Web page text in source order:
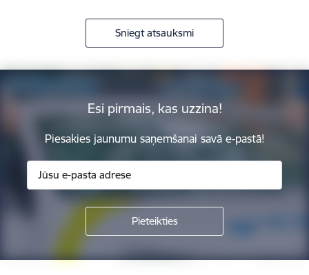
Sniegt atsauksmi
Esi pirmais, kas uzzina!
Piesakies jaunumu saņemšanai savā e-pastā!